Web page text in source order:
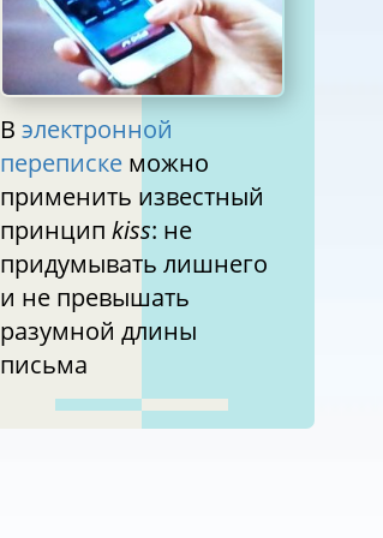
В электронной
перепискеможно
применить известный
принцип kiss: не
придумывать лишнего
и не превышать
разумной длины
письма